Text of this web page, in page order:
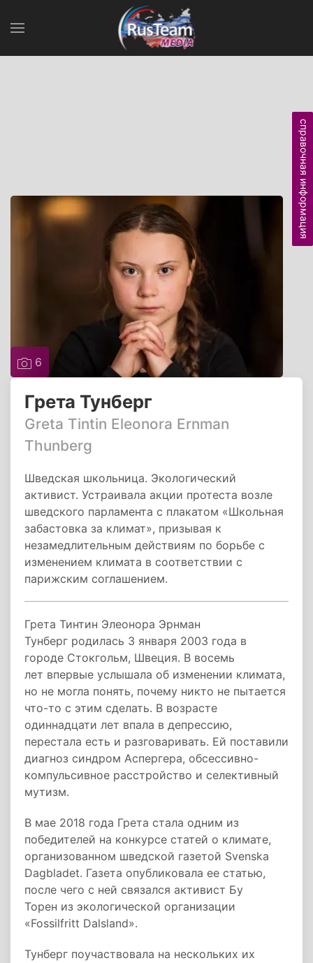
6
Грета Тунберг
Greta Tintin Eleonora Ernman
Thunberg
Шведская школьница. Экологический
активист. Устраивала акции протеста возле
шведского парламента с плакатом «Школьная
забастовка за климат», призывая к
незамедлительным действиям по борьбе с
изменением климата в соответствии с
парижским соглашением.
Грета Тинтин Элеонора Эрнман
Тунберг родилась 3 января 2003 года в
городе Стокгольм, Швеция. В восемь
лет впервые услышала об изменении климата,
но не могла понять, почему никто не пытается
что-то с этим сделать. В возрасте
одиннадцати лет впала в депрессию,
перестала есть и разговаривать. Ей поставили
диагноз синдром Аспергера, обсессивно-
компульсивное расстройство и селективный
мутизм.
В мае 2018 года Грета стала одним из
победителей на конкурсе статей о климате,
организованном шведской газетой Svenska
Dagbladet. Газета опубликовала ее статью,
после чего с ней связался активист Бу
Торен из экологической организации
«Fossilfritt Dalsland».
Тунберг поучаствовала на нескольких их
справочная информация